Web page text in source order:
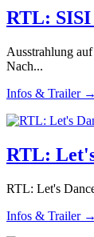
RTL:
Ausstrahlung
Nach...
Infos & Trailer →
RTL:
RTL: Let's
Infos & Trailer →